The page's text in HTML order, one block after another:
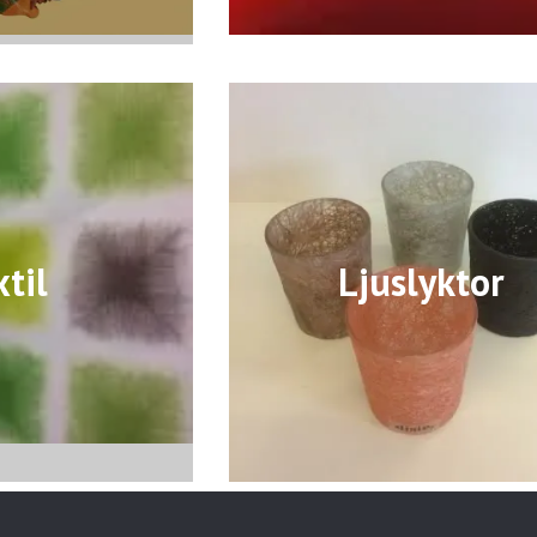
Ljuslyktor